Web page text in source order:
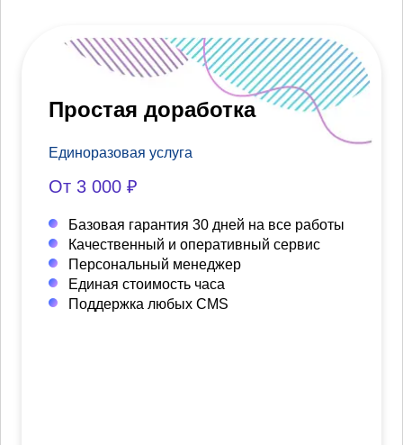
Простая доработка
Единоразовая услуга
От 3 000 ₽
Базовая гарантия 30 дней на все работы
Качественный и оперативный сервис
Персональный менеджер
Единая стоимость часа
Поддержка любых CMS